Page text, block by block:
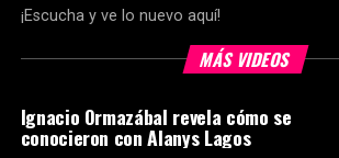
¡Escucha y ve lo nuevo aquí!
MÁS VIDEOS
Ignacio Ormazábal revela cómo se
conocieron con Alanys Lagos